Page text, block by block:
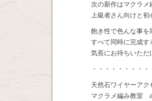
次の新作はマクラ
上級者さん向けと初
飽き性で色んな事を
すべて同時に完成す
気長にお待ちいただ
・・・・・・・・・
天然石ワイヤーアク
マクラメ編み教室